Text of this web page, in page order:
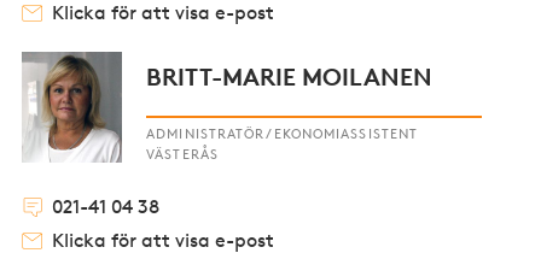
Klicka för att visa e-post
BRITT-MARIE MOILANEN
ADMINISTRATÖR/EKONOMIASSISTENT
VÄSTERÅS
021-41 04 38
Klicka för att visa e-post